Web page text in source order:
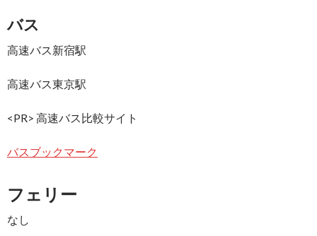
バス
高速バス新宿駅
高速バス東京駅
<PR> 高速バス比較サイト
バスブックマーク
フェリー
なし